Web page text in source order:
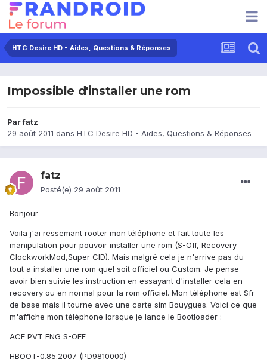
HTC Desire HD - Aides, Questions & Réponses
Impossible d'installer une rom
Parfatz
29 août 2011 dans HTC Desire HD - Aides, Questions & Réponses
fatz
Posté(e) 29 août 2011
Bonjour
Voila j'ai ressemant rooter mon téléphone et fait toute les
manipulation pour pouvoir installer une rom (S-Off, Recovery
ClockworkMod,Super CID). Mais malgré cela je n'arrive pas du
tout a installer une rom quel soit officiel ou Custom. Je pense
avoir bien suivie les instruction en essayant d'installer cela en
recovery ou en normal pour la rom officiel. Mon téléphone est Sfr
de base mais il tourne avec une carte sim Bouygues. Voici ce que
m'affiche mon téléphone lorsque je lance le Bootloader :
ACE PVT ENG S-OFF
HBOOT-0.85.2007 (PD9810000)